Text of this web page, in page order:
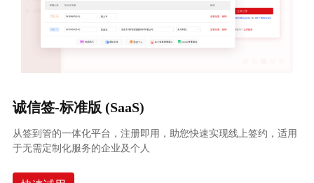
诚信签-标准版 (SaaS)
从签到管的一体化平台，注册即用，助您快速实现线上签约，适用
于无需定制化服务的企业及个人